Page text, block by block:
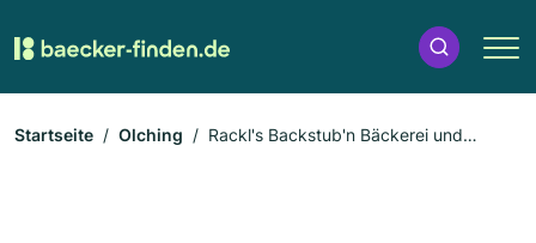
Startseite Olching
Rackl's Backstub'n Bäckerei und